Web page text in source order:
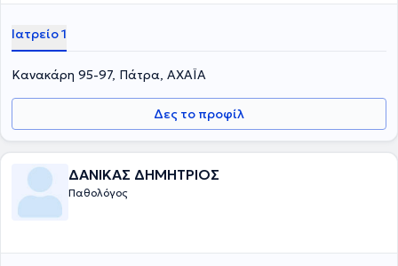
Ιατρείο 1
Κανακάρη 95-97, Πάτρα, ΑΧΑΪΑ
Δες το προφίλ
ΔΑΝΙΚΑΣ ΔΗΜΗΤΡΙΟΣ
Παθολόγος